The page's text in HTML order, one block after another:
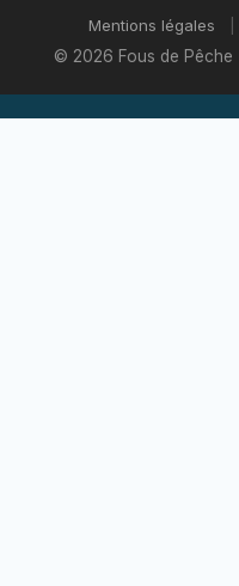
Mentions légales
© 2026 Fous de Pêche